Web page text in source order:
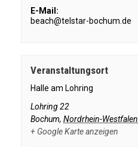
E-Mail:
beach@telstar-bochum.de
Veranstaltungsort
Halle am Lohring
Lohring 22
Bochum, Nordrhein-Westfalen
+ Google Karte anzeigen